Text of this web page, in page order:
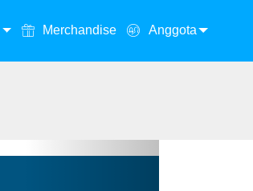
Merchandise Anggota